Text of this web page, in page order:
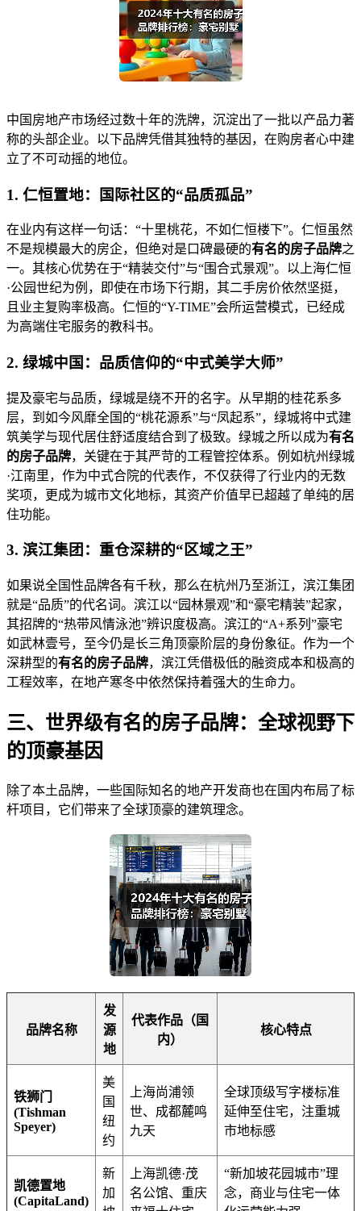
中国房地产市场经过数十年的洗牌，沉淀出了一批以产品力著
称的头部企业。以下品牌凭借其独特的基因，在购房者心中建
立了不可动摇的地位。
1. 仁恒置地：国际社区的“品质孤品”
在业内有这样一句话：“十里桃花，不如仁恒楼下”。仁恒虽然
不是规模最大的房企，但绝对是口碑最硬的有名的房子品牌之
一。其核心优势在于“精装交付”与“围合式景观”。以上海仁恒
·公园世纪为例，即使在市场下行期，其二手房价依然坚挺，
且业主复购率极高。仁恒的“Y-TIME”会所运营模式，已经成
为高端住宅服务的教科书。
2. 绿城中国：品质信仰的“中式美学大师”
提及豪宅与品质，绿城是绕不开的名字。从早期的桂花系多
层，到如今风靡全国的“桃花源系”与“凤起系”，绿城将中式建
筑美学与现代居住舒适度结合到了极致。绿城之所以成为有名
的房子品牌，关键在于其严苛的工程管控体系。例如杭州绿城
·江南里，作为中式合院的代表作，不仅获得了行业内的无数
奖项，更成为城市文化地标，其资产价值早已超越了单纯的居
住功能。
3. 滨江集团：重仓深耕的“区域之王”
如果说全国性品牌各有千秋，那么在杭州乃至浙江，滨江集团
就是“品质”的代名词。滨江以“园林景观”和“豪宅精装”起家，
其招牌的“热带风情泳池”辨识度极高。滨江的“A+系列”豪宅
如武林壹号，至今仍是长三角顶豪阶层的身份象征。作为一个
深耕型的有名的房子品牌，滨江凭借极低的融资成本和极高的
工程效率，在地产寒冬中依然保持着强大的生命力。
三、世界级有名的房子品牌：全球视野下
的顶豪基因
除了本土品牌，一些国际知名的地产开发商也在国内布局了标
杆项目，它们带来了全球顶豪的建筑理念。
品牌名称
发
源
地
代表作品（国
内）
核心特点
铁狮门
(Tishman
Speyer)
美
国
纽
约
上海尚浦领
世、成都麓鸣
九天
全球顶级写字楼标准
延伸至住宅，注重城
市地标感
凯德置地
(CapitaLand)
新
加
上海凯德·茂
名公馆、重庆
“新加坡花园城市”理
念，商业与住宅一体